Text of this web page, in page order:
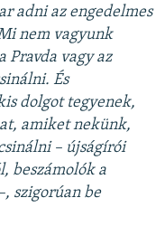
adni az engedelmes
nem vagyunk
Pravda vagy az
És
dolgot tegyenek,
amiket nekünk,
– újságírói
beszámolók a
szigorúan be